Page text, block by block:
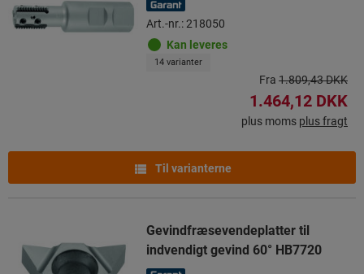
Art.-nr.: 218050
Kan leveres
14 varianter
Fra 1.809,43 DKK
1.464,12 DKK
plus moms plus fragt
Til varianterne
Gevindfræsevendeplatter til
indvendigt gevind 60° HB7720